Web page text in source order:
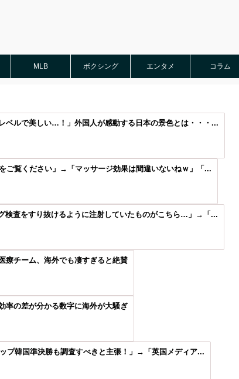
MLB ボクシング エンタメ コラム
ベルで美しい…！」外国人が感動する日本の景色とは・・・...
ご覧ください」→「マッサージ効果は間違いないねｗ」「...
検査をすり抜けるように注射していたものがこちら…」→「...
療チーム、海外でも凄すぎると絶賛
率の差が分かる数字に海外が大騒ぎ
プ韓国準決勝も調査すべきと主張！」→「英国メディア...